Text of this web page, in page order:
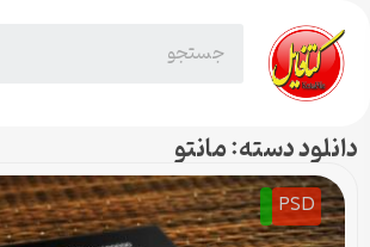
دانلود دسته: مانتو
PSD